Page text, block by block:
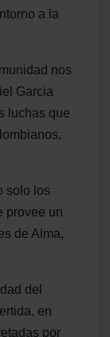
a la
nos
Garcia
luchas que
solo los
provee un
de Alma,
del
en
por